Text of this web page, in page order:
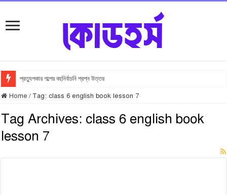
প্রত্যুপকার গল্পের বহুনির্বাচনি প্রশ্ন উত্তর
Top 10 Local Fashion Brands in Bangladesh : Specially for Ladies
সুভা গল্পের জ্ঞানমূলক প্রশ্ন উত্তর
সুভা গল্পের সৃজনশীল প্রশ্ন উত্তর
Home / Tag:class 6 english book lesson 7
Tag Archives: class 6 english book
lesson 7